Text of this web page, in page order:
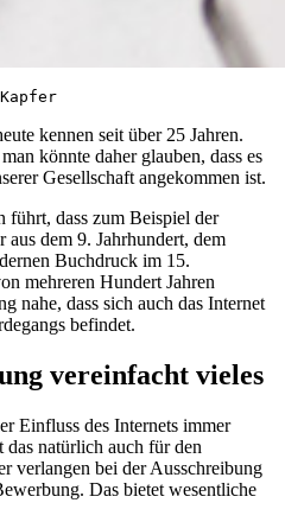
kennen seit über 25 Jahren.
könnte daher glauben, dass es
Gesellschaft angekommen ist.
dass zum Beispiel der
dem 9. Jahrhundert, dem
Buchdruck im 15.
mehreren Hundert Jahren
nahe, dass sich auch das Internet
befindet.
vereinfacht vieles
Einfluss des Internets immer
natürlich auch für den
verlangen bei der Ausschreibung
Das bietet wesentliche